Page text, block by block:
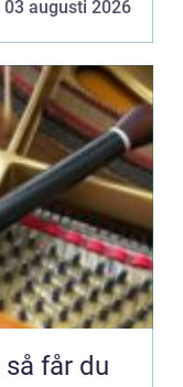
03 augusti 2026